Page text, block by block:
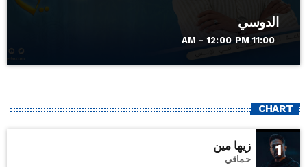
الدوسي
11:00 AM - 12:00 PM
CHART
1 زيها مين
حماقي